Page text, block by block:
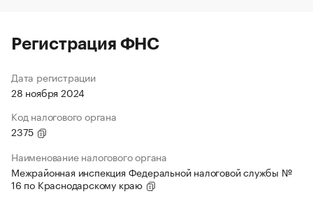
Регистрация ФНС
Дата регистрации
28 ноября 2024
Код налогового органа
2375
Наименование налогового органа
Межрайонная инспекция Федеральной налоговой службы №
16 по Краснодарскому краю